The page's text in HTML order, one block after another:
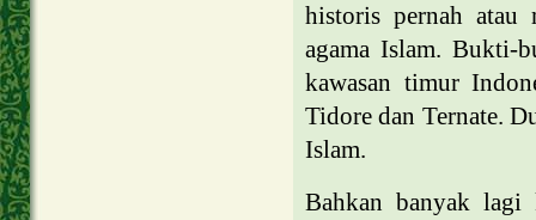
historis pernah atau
agama Islam. Bukti-
kawasan timur
Tidore dan Ternate.
Islam.
Bahkan banyak lagi